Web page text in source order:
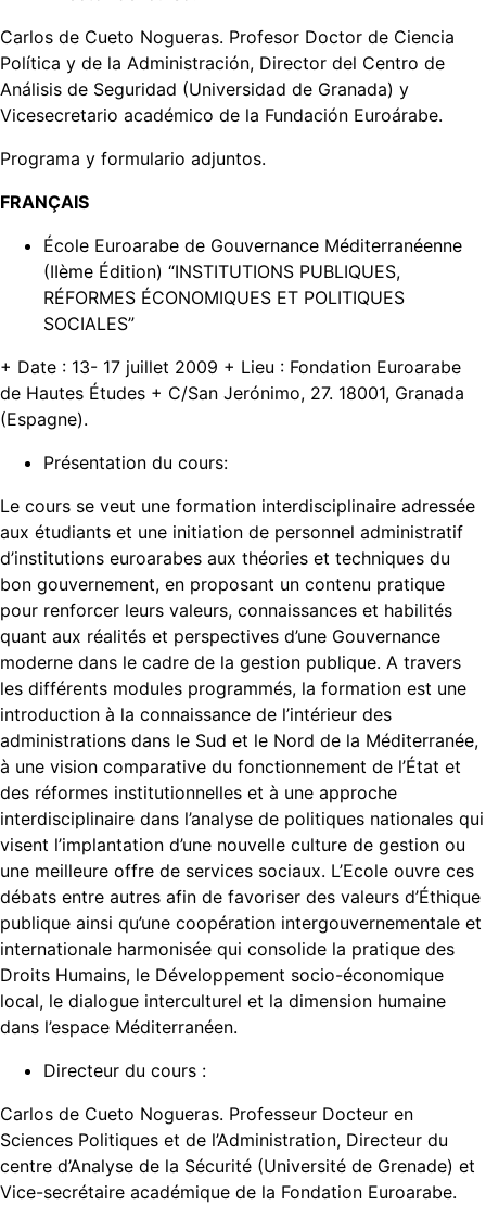
Carlos de Cueto Nogueras. Profesor Doctor de Ciencia
Política y de la Administración, Director del Centro de
Análisis de Seguridad (Universidad de Granada) y
Vicesecretario académico de la Fundación Euroárabe.
Programa y formulario adjuntos.
FRANÇAIS
École Euroarabe de Gouvernance Méditerranéenne
(IIème Édition) “INSTITUTIONS PUBLIQUES,
RÉFORMES ÉCONOMIQUES ET POLITIQUES
SOCIALES”
+ Date : 13- 17 juillet 2009 + Lieu : Fondation Euroarabe
de Hautes Études + C/San Jerónimo, 27. 18001, Granada
(Espagne).
Présentation du cours:
Le cours se veut une formation interdisciplinaire adressée
aux étudiants et une initiation de personnel administratif
d’institutions euroarabes aux théories et techniques du
bon gouvernement, en proposant un contenu pratique
pour renforcer leurs valeurs, connaissances et habilités
quant aux réalités et perspectives d’une Gouvernance
moderne dans le cadre de la gestion publique. A travers
les différents modules programmés, la formation est une
introduction à la connaissance de l’intérieur des
administrations dans le Sud et le Nord de la Méditerranée,
à une vision comparative du fonctionnement de l’État et
des réformes institutionnelles et à une approche
interdisciplinaire dans l’analyse de politiques nationales qui
visent l’implantation d’une nouvelle culture de gestion ou
une meilleure offre de services sociaux. L’Ecole ouvre ces
débats entre autres afin de favoriser des valeurs d’Éthique
publique ainsi qu’une coopération intergouvernementale et
internationale harmonisée qui consolide la pratique des
Droits Humains, le Développement socio-économique
local, le dialogue interculturel et la dimension humaine
dans l’espace Méditerranéen.
Directeur du cours :
Carlos de Cueto Nogueras. Professeur Docteur en
Sciences Politiques et de l’Administration, Directeur du
centre d’Analyse de la Sécurité (Université de Grenade) et
Vice-secrétaire académique de la Fondation Euroarabe.